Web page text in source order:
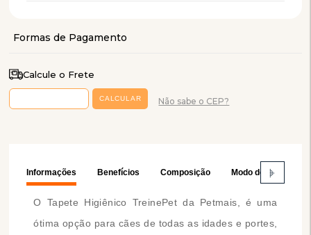
Calcule o Frete
Não sabe o CEP?
Informações Benefícios Composição Modo de Usar
O Tapete Higiênico TreinePet da Petmais, é uma
ótima opção para cães de todas as idades e portes,